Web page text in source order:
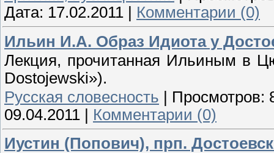
Дата: 17.02.2011
Комментарии (0)
Ильин И.А. Образ Идиота у
Лекция, прочитанная Ильиным в
Dostojewski»).
Русская словесность | Просмотров:
09.04.2011 | Комментарии (0)
Иустин (Попович), прп.